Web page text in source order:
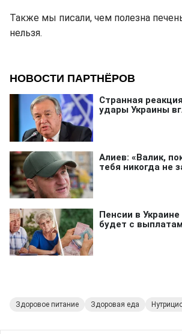
Также мы писали, чем полезна
нельзя.
Здоровое питание Здоровая еда